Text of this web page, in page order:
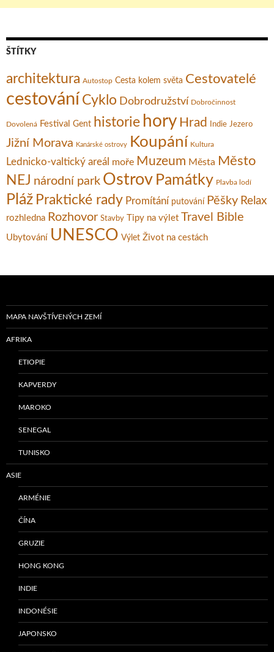
ŠTÍTKY
architektura Autostop Cesta kolem světa Cestovatelé
cestování Cyklo Dobrodružství Dobročinnost
Dovolená Festival Gent historie hory Hrad Indie Jezero
Jižní Morava Kanárské ostrovy Koupání Kultura
Lednicko-valtický areál moře Muzeum Města Město
NEJ národní park Ostrov Památky Plavba lodí
Pláž Praktické rady Promítání putování Pěšky Relax
rozhledna Rozhovor Stavby Tipy na výlet Travel Bible
Ubytování UNESCO Výlet Život na cestách
MAPA NAVŠTÍVENÝCH ZEMÍ
AFRIKA
ETIOPIE
KAPVERDY
MAROKO
SENEGAL
TUNISKO
ASIE
ARMÉNIE
ČÍNA
GRUZIE
HONG KONG
INDIE
INDONÉSIE
JAPONSKO